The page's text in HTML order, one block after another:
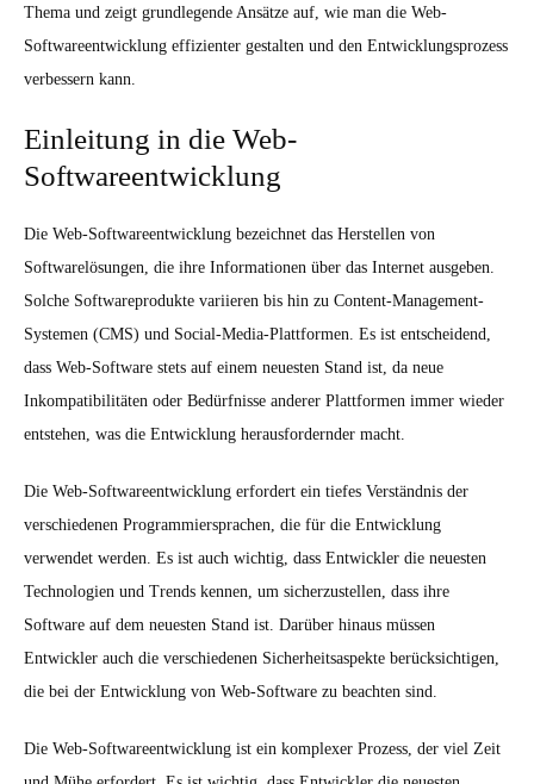
Thema und zeigt grundlegende Ansätze auf, wie man die Web-
Softwareentwicklung effizienter gestalten und den Entwicklungsprozess
verbessern kann.
Einleitung in die Web-
Softwareentwicklung
Die Web-Softwareentwicklung bezeichnet das Herstellen von
Softwarelösungen, die ihre Informationen über das Internet ausgeben.
Solche Softwareprodukte variieren bis hin zu Content-Management-
Systemen (CMS) und Social-Media-Plattformen. Es ist entscheidend,
dass Web-Software stets auf einem neuesten Stand ist, da neue
Inkompatibilitäten oder Bedürfnisse anderer Plattformen immer wieder
entstehen, was die Entwicklung herausfordernder macht.
Die Web-Softwareentwicklung erfordert ein tiefes Verständnis der
verschiedenen Programmiersprachen, die für die Entwicklung
verwendet werden. Es ist auch wichtig, dass Entwickler die neuesten
Technologien und Trends kennen, um sicherzustellen, dass ihre
Software auf dem neuesten Stand ist. Darüber hinaus müssen
Entwickler auch die verschiedenen Sicherheitsaspekte berücksichtigen,
die bei der Entwicklung von Web-Software zu beachten sind.
Die Web-Softwareentwicklung ist ein komplexer Prozess, der viel Zeit